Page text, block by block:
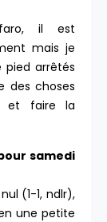
il est
mais je
pied arrêtés
des choses
et faire la
samedi
(1-1, ndlr),
une petite